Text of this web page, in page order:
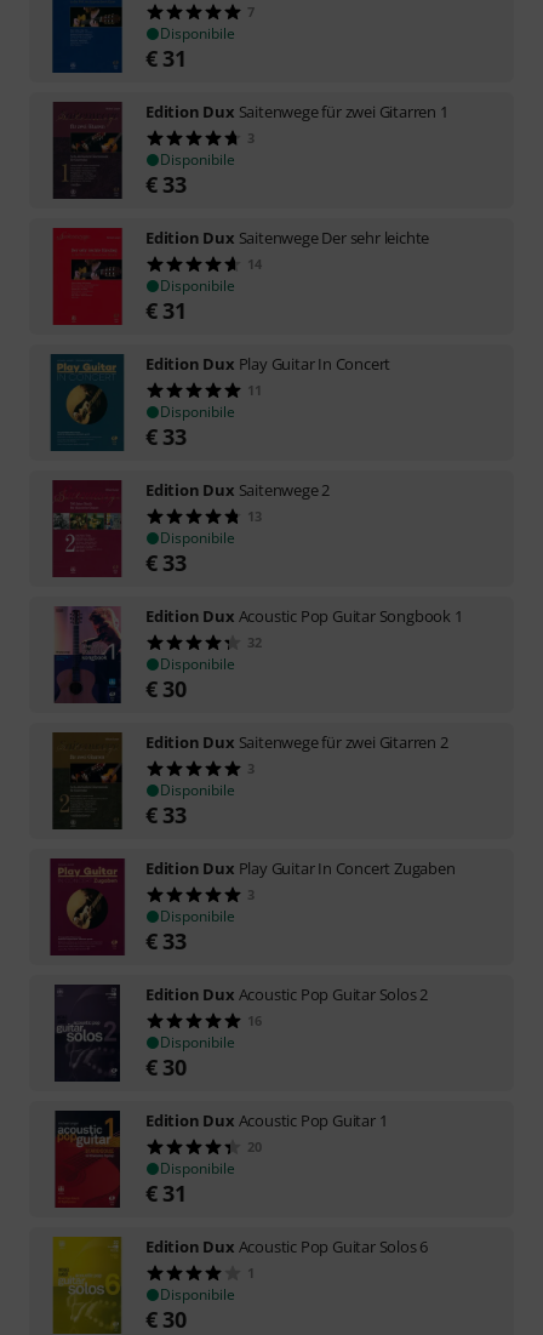
7
Disponibile
€ 31
Edition Dux Saitenwege für zwei Gitarren 1
3
Disponibile
€ 33
Edition Dux Saitenwege Der sehr leichte
14
Disponibile
€ 31
Edition Dux Play Guitar In Concert
11
Disponibile
€ 33
Edition Dux Saitenwege 2
13
Disponibile
€ 33
Edition Dux Acoustic Pop Guitar Songbook 1
32
Disponibile
€ 30
Edition Dux Saitenwege für zwei Gitarren 2
3
Disponibile
€ 33
Edition Dux Play Guitar In Concert Zugaben
3
Disponibile
€ 33
Edition Dux Acoustic Pop Guitar Solos 2
16
Disponibile
€ 30
Edition Dux Acoustic Pop Guitar 1
20
Disponibile
€ 31
Edition Dux Acoustic Pop Guitar Solos 6
1
Disponibile
€ 30